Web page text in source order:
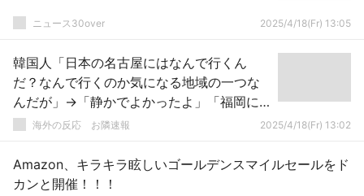
ニュース30over 2025/4/18(Fr) 13:05
韓国人「日本の名古屋にはなんで行くん
だ？なんで行くのか気になる地域の一つな
んだが」→「静かでよかったよ」「福岡に
比べて満足度がすごく高い」「美食の都市
る」
海外の反応 お隣速報 2025/4/18(Fr) 13:02
Amazon、キラキラ眩しいゴールデンスマイルセールをド
カンと開催！！！